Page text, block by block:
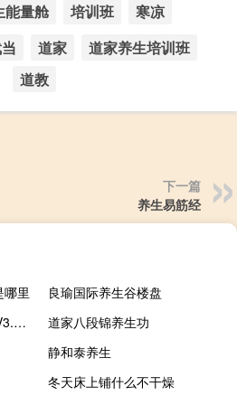
能量舱 培训班
寒凉
道家
道家养生培训班
道教
下一篇
养生易筋经
哪里
良瑜国际养生谷楼盘
无双大蛇Z全功能修改器 V3.4 绿色免费版（无双大蛇Z全功能修改器 V3.4 绿色免费版功能简介）
道家八段锦养生功
静和泰养生
冬天床上铺什么不干燥